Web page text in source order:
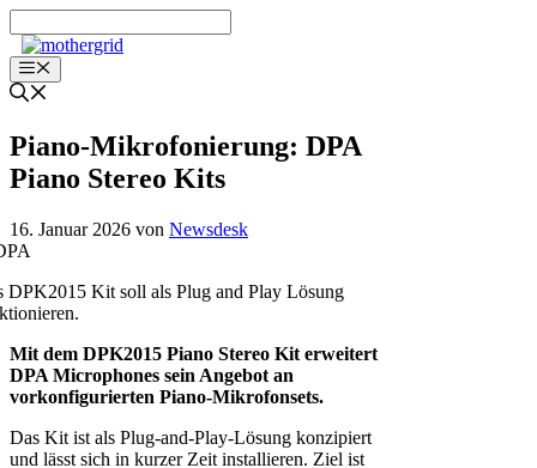
Inhalt
springenMenü
Piano-Mikrofonierung: DPA
Piano Stereo Kits
16. Januar 2026 von Newsdesk
DPK2015 Kit soll als Plug and Play Lösung
Mit dem DPK2015 Piano Stereo Kit erweitert
DPA Microphones sein Angebot an
vorkonfigurierten Piano-Mikrofonsets.
Das Kit ist als Plug-and-Play-Lösung konzipiert
und lässt sich in kurzer Zeit installieren. Ziel ist